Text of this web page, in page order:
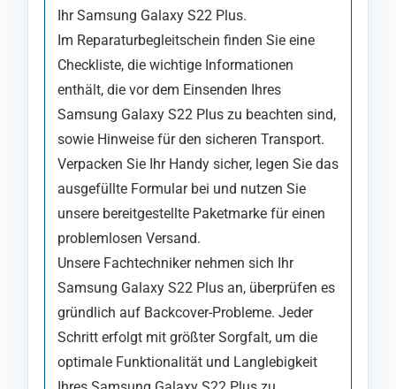
Ihr Samsung Galaxy S22 Plus.
Im Reparaturbegleitschein finden Sie eine
Checkliste, die wichtige Informationen
enthält, die vor dem Einsenden Ihres
Samsung Galaxy S22 Plus zu beachten sind,
sowie Hinweise für den sicheren Transport.
Verpacken Sie Ihr Handy sicher, legen Sie das
ausgefüllte Formular bei und nutzen Sie
unsere bereitgestellte Paketmarke für einen
problemlosen Versand.
Unsere Fachtechniker nehmen sich Ihr
Samsung Galaxy S22 Plus an, überprüfen es
gründlich auf Backcover-Probleme. Jeder
Schritt erfolgt mit größter Sorgfalt, um die
optimale Funktionalität und Langlebigkeit